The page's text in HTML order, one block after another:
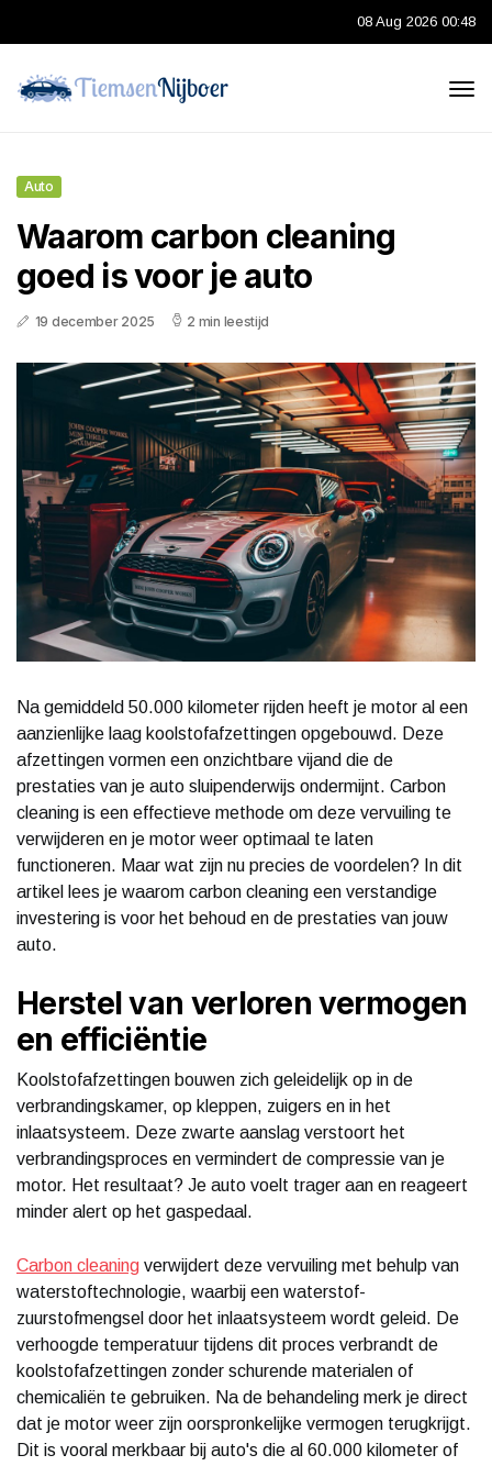
08 Aug 2026 00:48
Auto
Waarom carbon cleaning
goed is voor je auto
19 december 2025 2 min leestijd
Na gemiddeld 50.000 kilometer rijden heeft je motor al een
aanzienlijke laag koolstofafzettingen opgebouwd. Deze
afzettingen vormen een onzichtbare vijand die de
prestaties van je auto sluipenderwijs ondermijnt. Carbon
cleaning is een effectieve methode om deze vervuiling te
verwijderen en je motor weer optimaal te laten
functioneren. Maar wat zijn nu precies de voordelen? In dit
artikel lees je waarom carbon cleaning een verstandige
investering is voor het behoud en de prestaties van jouw
auto.
Herstel van verloren vermogen
en efficiëntie
Koolstofafzettingen bouwen zich geleidelijk op in de
verbrandingskamer, op kleppen, zuigers en in het
inlaatsysteem. Deze zwarte aanslag verstoort het
verbrandingsproces en vermindert de compressie van je
motor. Het resultaat? Je auto voelt trager aan en reageert
minder alert op het gaspedaal.
Carbon cleaning verwijdert deze vervuiling met behulp van
waterstoftechnologie, waarbij een waterstof-
zuurstofmengsel door het inlaatsysteem wordt geleid. De
verhoogde temperatuur tijdens dit proces verbrandt de
koolstofafzettingen zonder schurende materialen of
chemicaliën te gebruiken. Na de behandeling merk je direct
dat je motor weer zijn oorspronkelijke vermogen terugkrijgt.
Dit is vooral merkbaar bij auto's die al 60.000 kilometer of